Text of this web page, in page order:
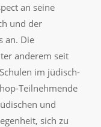
an seine
und der
an. Die
anderem seit
im jüdisch-
Teilnehmende
und
sich zu